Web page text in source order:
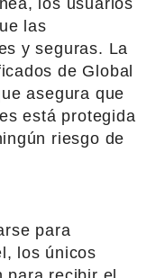
las
y seguras. La
de Global
asegura que
está protegida
riesgo de
para
los únicos